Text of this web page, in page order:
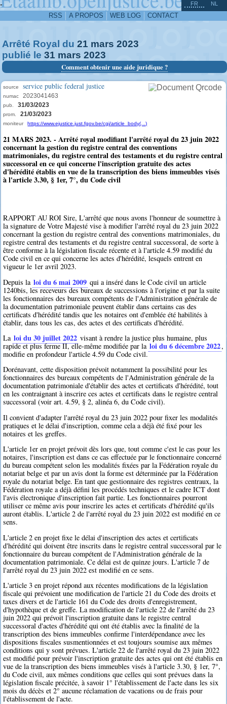
-
RSS A PROPOS WEB LOG CONTACT
FR NL
Arrêté Royal du 21 mars 2023
publié le 31 mars 2023
Comment obtenir une aide juridique ?
source service public federal justice
numac 2023041463
pub. 31/03/2023
prom. 21/03/2023
moniteur https://www.ejustice.just.fgov.be/cgi/article_body(...)
21 MARS 2023. - Arrêté royal modifiant l'arrêté royal du 23 juin 2022
concernant la gestion du registre central des conventions
matrimoniales, du registre central des testaments et du registre central
successoral en ce qui concerne l'inscription gratuite des actes
d'hérédité établis en vue de la transcription des biens immeubles visés
à l'article 3.30, § 1er, 7°, du Code civil
RAPPORT AU ROI Sire, L'arrêté que nous avons l'honneur de soumettre à
la signature de Votre Majesté vise à modifier l'arrêté royal du 23 juin 2022
concernant la gestion du registre central des conventions matrimoniales, du
registre central des testaments et du registre central successoral, de sorte à
être conforme à la législation fiscale récente et à l'article 4.59 modifié du
Code civil en ce qui concerne les actes d'hérédité, lesquels entrent en
vigueur le 1er avril 2023.
Depuis la loi du 6 mai 2009 qui a inséré dans le Code civil un article
1240bis, les receveurs des bureaux de successions à l'origine et par la suite
les fonctionnaires des bureaux compétents de l'Administration générale de
la documentation patrimoniale peuvent établir dans certains cas des
certificats d'hérédité tandis que les notaires ont d'emblée été habilités à
établir, dans tous les cas, des actes et des certificats d'hérédité.
La loi du 30 juillet 2022 visant à rendre la justice plus humaine, plus
rapide et plus ferme II, elle-même modifiée par la loi du 6 décembre 2022,
modifie en profondeur l'article 4.59 du Code civil.
Dorénavant, cette disposition prévoit notamment la possibilité pour les
fonctionnaires des bureaux compétents de l'Administration générale de la
documentation patrimoniale d'établir des actes et certificats d'hérédité, tout
en les contraignant à inscrire ces actes et certificats dans le registre central
successoral (voir art. 4.59, § 2, alinéa 6, du Code civil).
Il convient d'adapter l'arrêté royal du 23 juin 2022 pour fixer les modalités
pratiques et le délai d'inscription, comme cela a déjà été fixé pour les
notaires et les greffes.
L'article 1er en projet prévoit dès lors que, tout comme c'est le cas pour les
notaires, l'inscription est dans ce cas effectuée par le fonctionnaire concerné
du bureau compétent selon les modalités fixées par la Fédération royale du
notariat belge et par un avis dont la forme est déterminée par la Fédération
royale du notariat belge. En tant que gestionnaire des registres centraux, la
Fédération royale a déjà défini les procédés techniques et le cadre ICT dont
l'avis électronique d'inscription fait partie. Les fonctionnaires pourront
utiliser ce même avis pour inscrire les actes et certificats d'hérédité qu'ils
auront établis. L'article 2 de l'arrêté royal du 23 juin 2022 est modifié en ce
sens.
L'article 2 en projet fixe le délai d'inscription des actes et certificats
d'hérédité qui doivent être inscrits dans le registre central successoral par le
fonctionnaire du bureau compétent de l'Administration générale de la
documentation patrimoniale. Ce délai est de quinze jours. L'article 7 de
l'arrêté royal du 23 juin 2022 est modifié en ce sens.
L'article 3 en projet répond aux récentes modifications de la législation
fiscale qui prévoient une modification de l'article 21 du Code des droits et
taxes divers et de l'article 161 du Code des droits d'enregistrement,
d'hypothèque et de greffe. La modification de l'article 22 de l'arrêté du 23
juin 2022 qui prévoit l'inscription gratuite dans le registre central
successoral d'actes d'hérédité qui ont été établis avec la finalité de la
transcription des biens immeubles confirme l'interdépendance avec les
dispositions fiscales susmentionnées et est toujours soumise aux mêmes
conditions qui y sont prévues. L'article 22 de l'arrêté royal du 23 juin 2022
est modifié pour prévoir l'inscription gratuite des actes qui ont été établis en
vue de la transcription des biens immeubles visés à l'article 3.30, § 1er, 7°,
du Code civil, aux mêmes conditions que celles qui sont prévues dans la
législation fiscale précitée, à savoir 1° l'établissement de l'acte dans les six
mois du décès et 2° aucune réclamation de vacations ou de frais pour
l'établissement de l'acte.
^